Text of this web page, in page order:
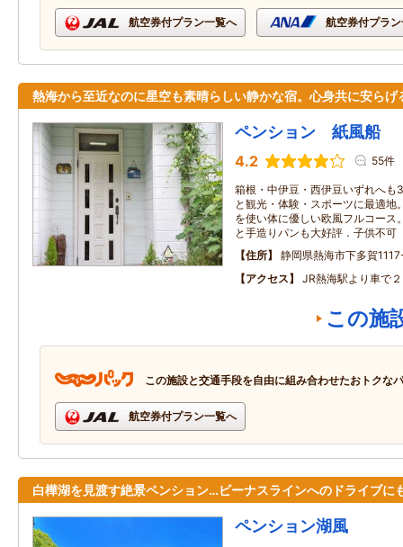
航空券付プラン一覧へ 航空券付プラ
熱海から至近なのに星空も素晴らしい静かな宿。心身共に安らげ
ペンション 紙風船
4.2 55件
箱根・中伊豆・西伊豆いずれへ
と観光・体験・スポーツに最適地
を使い体に優しい欧風フルコース
と手造りパンも大好評．子供不可
住所
静岡県熱海市下多賀
アクセス
JR熱海駅より車で
この施
この施設と交通手段を自由に組み合わせたおトクな
航空券付プラン一覧へ
白樺湖を見渡す絶景ペンション…ビーナスラインへのドライブに
ペンション湖風